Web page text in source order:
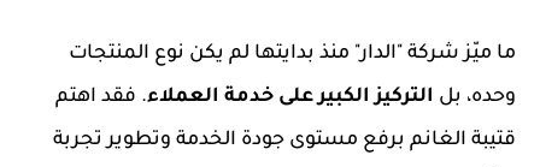
ما ميّز شركة "الدار" منذ بدايتها لم يكن نوع المنتجات
وحده، بل التركيز الكبير على خدمة العملاء. فقد اهتم
قتيبة الغانم برفع مستوى جودة الخدمة وتطوير تجربة